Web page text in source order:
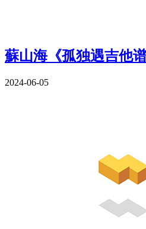
蘇山海《孤独遇吉他
2024-06-05